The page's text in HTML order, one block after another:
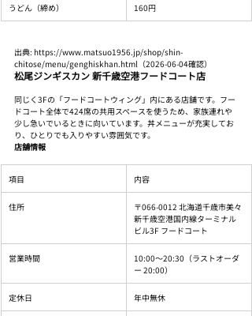
うどん（締め） 160円
出典: https://www.matsuo1956.jp/shop/shin-
chitose/menu/genghiskhan.html（2026-06-04確認）
松尾ジンギスカン 新千歳空港フードコート店
同じく3Fの「フードコートウィング」内にある店舗です。フー
ドコート全体で424席の共用スペースを使うため、家族連れや
少し急いでいるときに向いています。丼メニューが充実してお
り、ひとりでも入りやすい雰囲気です。
店舗情報
項目 内容
住所
〒066-0012 北海道千歳市美々
新千歳空港国内線ターミナル
ビル3F フードコート
営業時間
10:00〜20:30（ラストオーダ
ー 20:00）
定休日 年中無休